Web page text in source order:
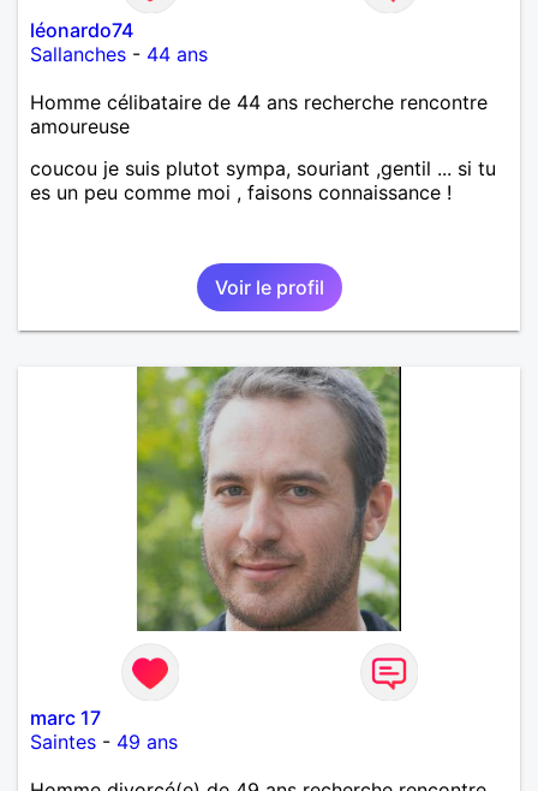
léonardo74
Sallanches - 44 ans
Homme célibataire de 44 ans recherche rencontre
amoureuse
coucou je suis plutot sympa, souriant ,gentil ... si tu
es un peu comme moi , faisons connaissance !
Voir le profil
marc 17
Saintes - 49 ans